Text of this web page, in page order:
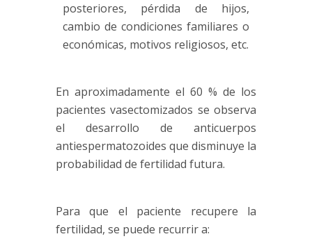
posteriores, pérdida de hijos,
cambio de condiciones familiares o
económicas, motivos religiosos, etc.
En aproximadamente el 60 % de los
pacientes vasectomizados se observa
el desarrollo de anticuerpos
antiespermatozoides que disminuye la
probabilidad de fertilidad futura.
Para que el paciente recupere la
fertilidad, se puede recurrir a: